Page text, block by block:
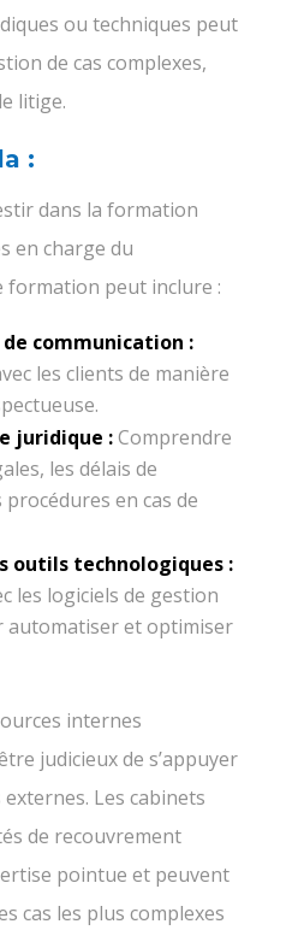
ou techniques peut
de cas complexes,
litige.
:
dans la formation
en charge du
formation peut inclure :
communication :
les clients de manière
juridique :Comprendre
les délais de
en cas de
outils technologiques :
les logiciels de gestion
automatiser et optimiser
internes
judicieux de s’appuyer
Les cabinets
de recouvrement
pointue et peuvent
cas les plus complexes